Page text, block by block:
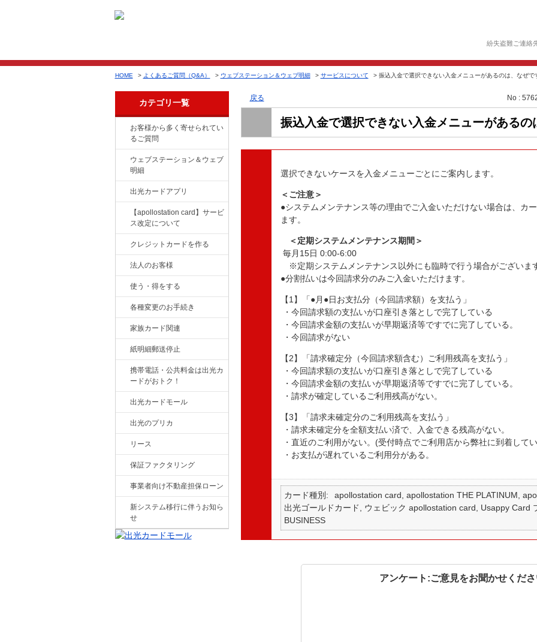
紛失盗難ご連絡
HOME > よくあるご質問（Q&A） > ウェブステーション＆ウェブ明細 > サービスについて > 振込入金で選択できない入金メニューがあるのは、なぜで
カテゴリ一覧
お客様から多く寄せられてい
るご質問
ウェブステーション＆ウェブ
明細
出光カードアプリ
【apollostation card】サービ
ス改定について
クレジットカードを作る
法人のお客様
使う・得をする
各種変更のお手続き
家族カード関連
紙明細郵送停止
携帯電話・公共料金は出光カ
ードがおトク！
出光カードモール
出光のプリカ
リース
保証ファクタリング
事業者向け不動産担保ローン
新システム移行に伴うお知ら
せ
戻る No :
振込入金で選択できない入金メニューがあるの
選択できないケースを入金メニューごとにご案内します。
＜ご注意＞
●システムメンテナンス等の理由でご入金いただけない場合は、カ
ます。
＜定期システムメンテナンス期間＞
毎月15日 0:00-6:00
※定期システムメンテナンス以外にも臨時で行う場合がございま
●分割払いは今回請求分のみご入金いただけます。
【1】「●月●日お支払分（今回請求額）を支払う」
・今回請求額の支払いが口座引き落としで完了している
・今回請求金額の支払いが早期返済等ですでに完了している。
・今回請求がない
【2】「請求確定分（今回請求額含む）ご利用残高を支払う」
・今回請求額の支払いが口座引き落としで完了している
・今回請求金額の支払いが早期返済等ですでに完了している。
・請求が確定しているご利用残高がない。
【3】「請求未確定分のご利用残高を支払う」
・請求未確定分を全額支払い済で、入金できる残高がない。
・直近のご利用がない。(受付時点でご利用店から弊社に到着して
・お支払が遅れているご利用分がある。
カード種別
apollostation card, apollostation THE PLATINUM,
出光ゴールドカード, ウェビック apollostation card, Usappy Card
BUSINESS
アンケート:ご意見をお聞かせくだ